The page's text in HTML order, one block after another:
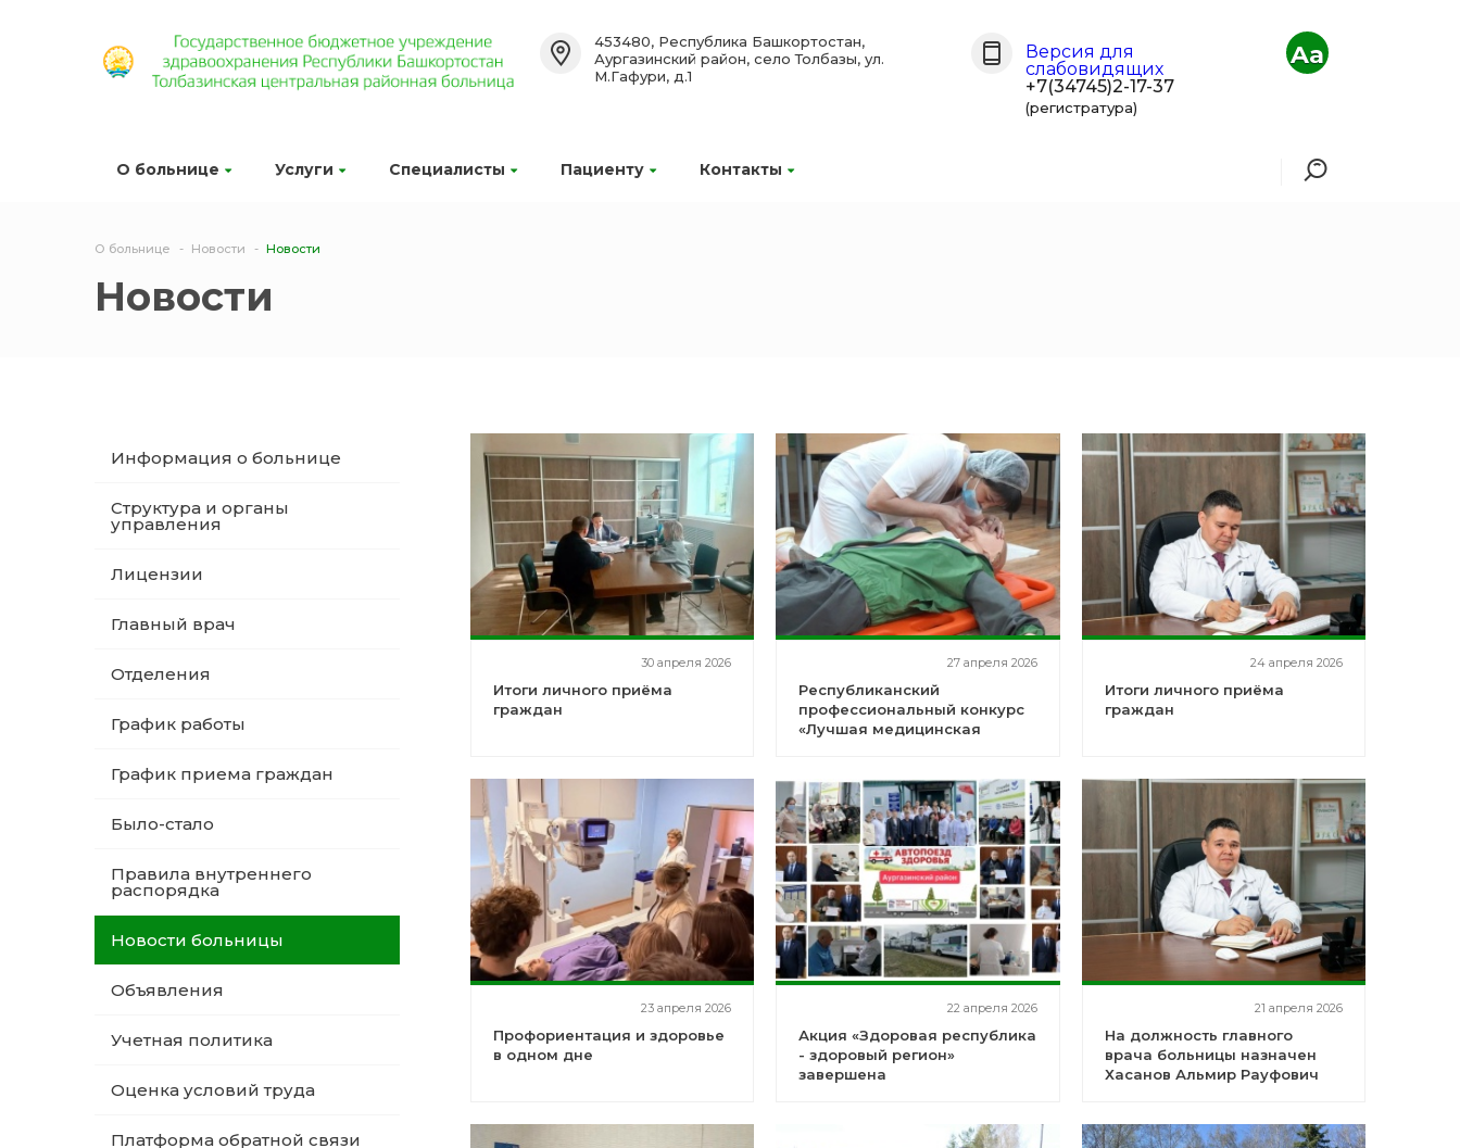
О больнице Услуги Специалисты Пациенту Контакты
453480, Республика Башкортостан,
Аургазинский район, село Толбазы, ул.
М.Гафури, д.1
Версия для
слабовидящих
+7(34745)2-17-37
(регистратура)
Aa
О больнице Новости Новости
Новости
Информация о больнице
Структура и органы
управления
Лицензии
Главный врач
Отделения
График работы
График приема граждан
Было-стало
Правила внутреннего
распорядка
Новости больницы
Объявления
Учетная политика
Оценка условий труда
Платформа обратной связи
30 апреля 2026
Итоги личного приёма
граждан
27 апреля 2026
Республиканский
профессиональный конкурс
«Лучшая медицинская
24 апреля 2026
Итоги личного приёма
граждан
23 апреля 2026
Профориентация и здоровье
в одном дне
22 апреля 2026
Акция «Здоровая республика
- здоровый регион»
завершена
21 апреля 2026
На должность главного
врача больницы назначен
Хасанов Альмир Рауфович